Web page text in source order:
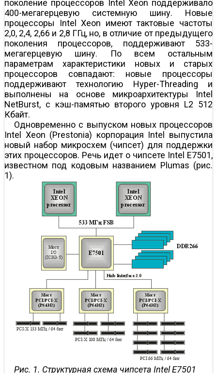
поколение процессоров Intel Xeon поддерживало
400-мегагерцевую системную шину. Новые
процессоры Intel Xeon имеют тактовые частоты
2,0, 2,4, 2,66 и 2,8 ГГц, но, в отличие от предыдущего
поколения процессоров, поддерживают 533-
мегагерцевую шину. По всем остальным
параметрам характеристики новых и старых
процессоров совпадают: новые процессоры
поддерживают технологию Hyper-Threading и
выполнены на основе микроархитектуры Intel
NetBurst, с кэш-памятью второго уровня L2 512
Кбайт.
Одновременно с выпуском новых процессоров
Intel Xeon (Prestonia) корпорация Intel выпустила
новый набор микросхем (чипсет) для поддержки
этих процессоров. Речь идет о чипсете Intel E7501,
известном под кодовым названием Plumas (рис.
1).
Рис. 1. Структурная схема чипсета Intel E7501